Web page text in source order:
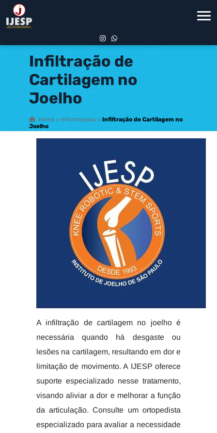
Infiltração de
Cartilagem no
Joelho
Home » Informações » Infiltração de Cartilagem no
Joelho
A infiltração de cartilagem no joelho é
necessária quando há desgaste ou
lesões na cartilagem, resultando em dor e
limitação de movimento. A IJESP oferece
suporte especializado nesse tratamento,
visando aliviar a dor e melhorar a função
da articulação. Consulte um ortopedista
especializado para avaliar a necessidade